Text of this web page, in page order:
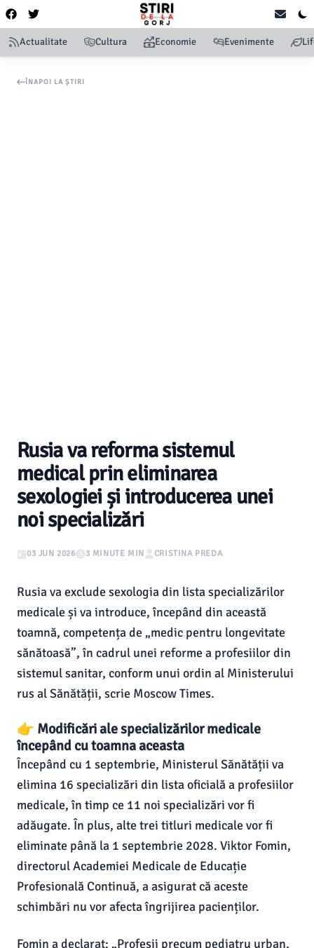
Actualitate Cultura Economie Evenimente
ÎNAPOI LA ȘTIRI
Rusia va reforma sistemul
medical prin eliminarea
sexologiei și introducerea unei
noi specializări
03 JUN 2026 3 MINUTE MIN CRISTINA PREDA
Rusia va exclude sexologia din lista specializărilor
medicale și va introduce, începând din această
toamnă, competența de „medic pentru longevitate
sănătoasă”, în cadrul unei reforme a profesiilor din
sistemul sanitar, conform unui ordin al Ministerului
rus al Sănătății, scrie Moscow Times.
👉 Modificări ale specializărilor medicale
începând cu toamna aceasta
Începând cu 1 septembrie, Ministerul Sănătății va
elimina 16 specializări din lista oficială a profesiilor
medicale, în timp ce 11 noi specializări vor fi
adăugate. În plus, alte trei titluri medicale vor fi
eliminate până la 1 septembrie 2028. Viktor Fomin,
directorul Academiei Medicale de Educație
Profesională Continuă, a asigurat că aceste
schimbări nu vor afecta îngrijirea pacienților.
Fomin a declarat: „Profesii precum pediatru urban,